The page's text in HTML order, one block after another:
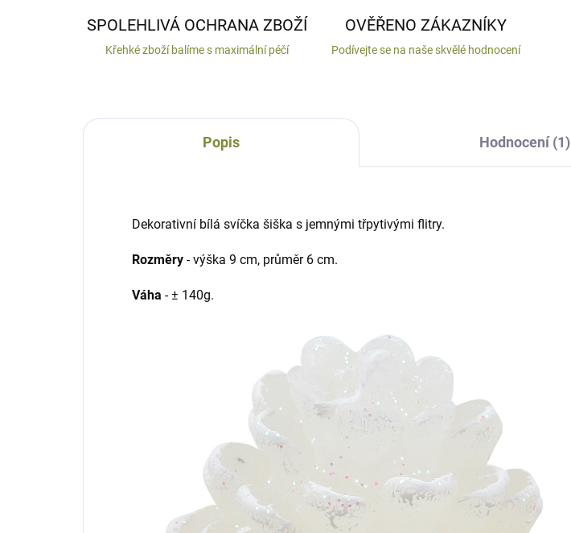
SPOLEHLIVÁ OCHRANA ZBOŽÍ
Křehké zboží balíme s maximální péčí
OVĚŘENO ZÁKAZNÍKY
Podívejte se na naše skvělé hodnocení
Popis Hodnocení (1)
Dekorativní bílá svíčka šiška s jemnými třpytivými flitry.
Rozměry - výška 9 cm, průměr 6 cm.
Váha - ± 140g.